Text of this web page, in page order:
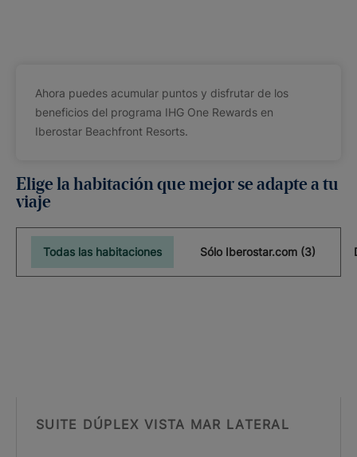
Ahora puedes acumular puntos y disfrutar de los
beneficios del programa IHG One Rewards en
Iberostar Beachfront Resorts.
Elige la habitación que mejor se adapte a tu
viaje
Todas las habitaciones Sólo Iberostar.com (3)
SUITE DÚPLEX VISTA MAR LATERAL